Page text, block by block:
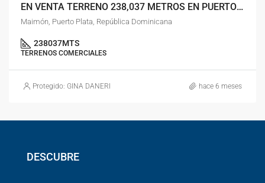
EN VENTA TERRENO 238,037 METROS EN PUERTO PLATA, RD
Maimón, Puerto Plata, República Dominicana
238037MTS
TERRENOS COMERCIALES
Protegido: GINA DANERI hace 6 meses
DESCUBRE